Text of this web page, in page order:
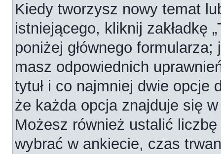
Kiedy tworzysz nowy temat
istniejącego, kliknij zakładkę
poniżej głównego
masz odpowiednich
tytuł i co najmniej dwie opcje
że każda opcja znajduje się
Możesz również ustalić
wybrać w ankiecie, czas